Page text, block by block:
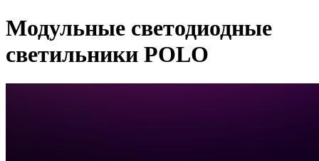
Модульные светодиодные
светильники POLO